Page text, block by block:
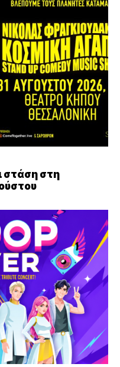
στάση στη